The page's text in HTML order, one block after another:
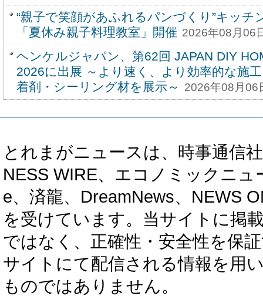
“親子で笑顔があふれるパンづくり”キッチ
「夏休み親子料理教室」開催 2026年08月06
ヘンケルジャパン、第62回 JAPAN DIY
2026に出展 ～より速く、より効率的な施
着剤・シーリング材を展示～
2026年08月06
とれまがニュースは、時事通信
NESS WIRE、エコノミックニ
e、済龍、DreamNews、NEWS
を受けています。当サイトに掲
ではなく、正確性・安全性を保
サイトにて配信される情報を用
ものではありません。